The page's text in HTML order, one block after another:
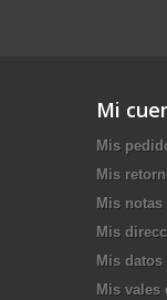
Mi
Mis
Mis
Mis
Mis
Mis
Mis vales